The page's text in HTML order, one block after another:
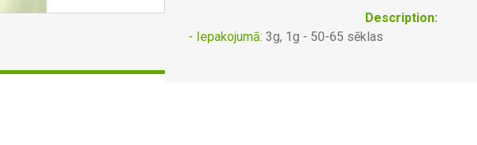
Description:
- Iepakojumā: 3g, 1g - 50-65 sēklas